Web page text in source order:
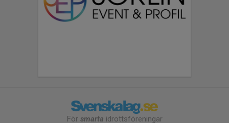
För smarta idrottsföreningar